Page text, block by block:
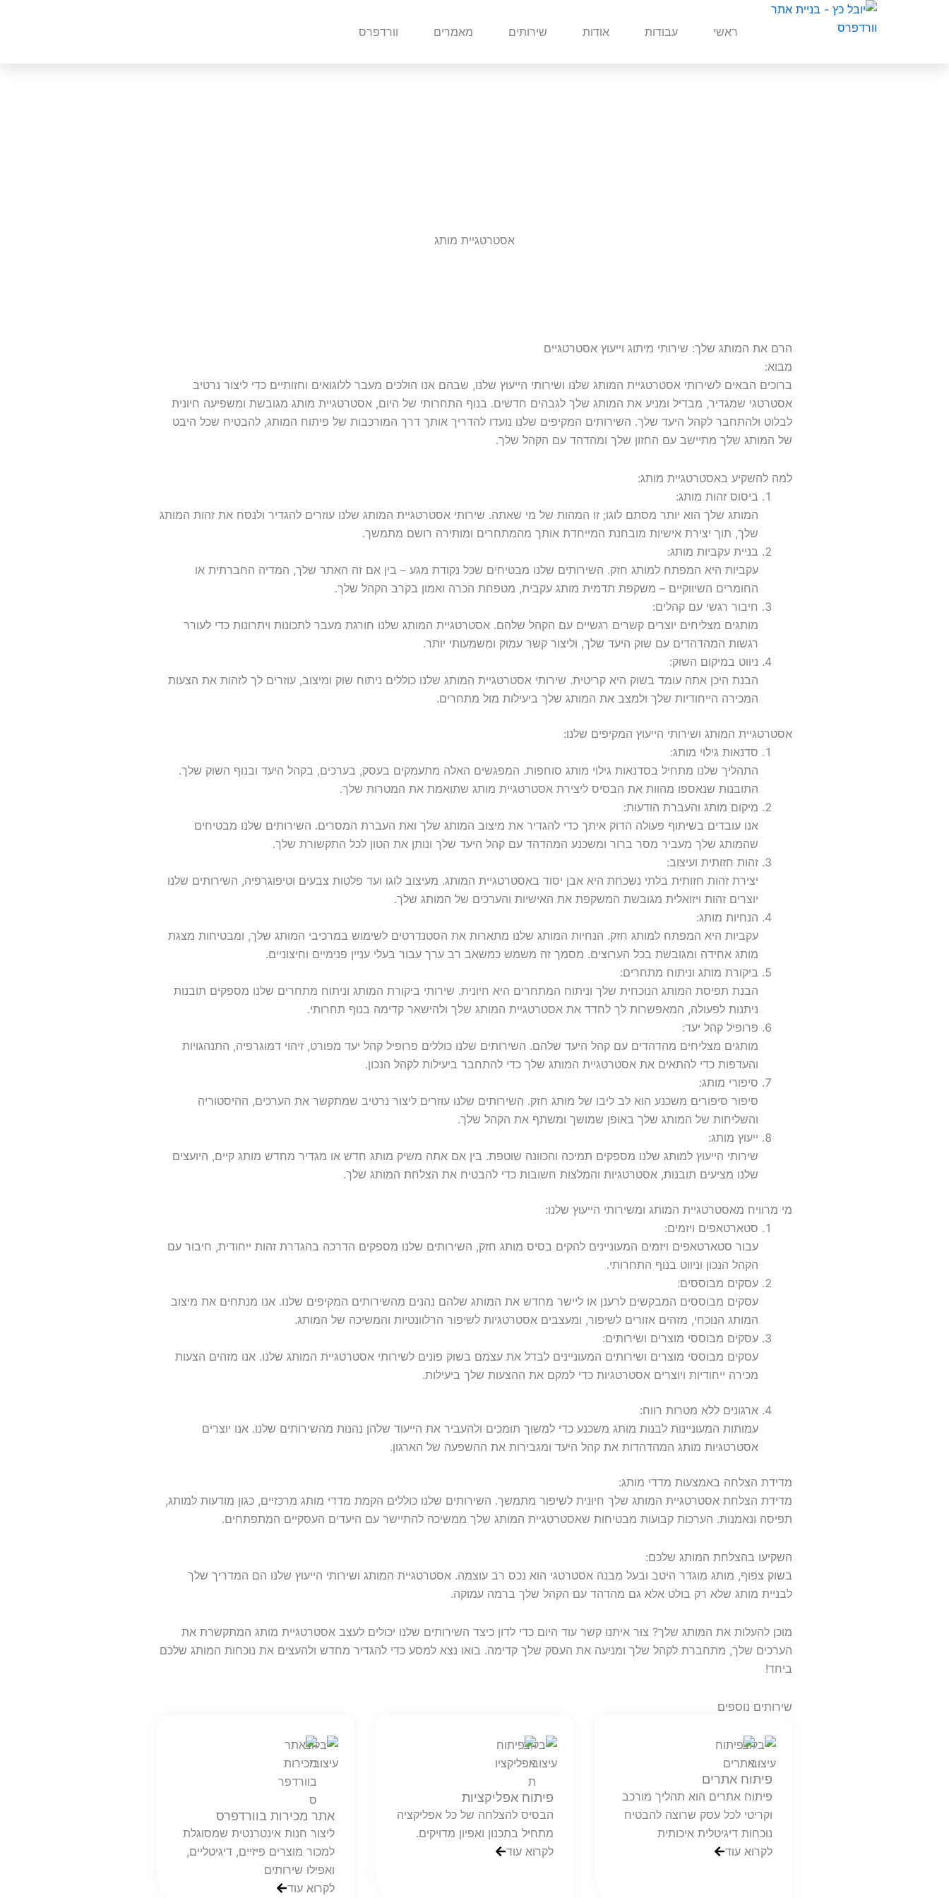
ראשי עבודות אודות שירותים מאמרים וורדפרס
אסטרטגיית מותג
הרם את המותג שלך: שירותי מיתוג וייעוץ אסטרטגיים
מבוא:
ברוכים הבאים לשירותי אסטרטגיית המותג שלנו ושירותי הייעוץ שלנו, שבהם אנו הולכים מעבר ללוגואים וחזותיים כדי ליצור נרטיב
אסטרטגי שמגדיר, מבדיל ומניע את המותג שלך לגבהים חדשים. בנוף התחרותי של היום, אסטרטגיית מותג מגובשת ומשפיעה חיונית
לבלוט ולהתחבר לקהל היעד שלך. השירותים המקיפים שלנו נועדו להדריך אותך דרך המורכבות של פיתוח המותג, להבטיח שכל היבט
של המותג שלך מתיישב עם החזון שלך ומהדהד עם הקהל שלך.
למה להשקיע באסטרטגיית מותג:
ביסוס זהות מותג:
המותג שלך הוא יותר מסתם לוגו; זו המהות של מי שאתה. שירותי אסטרטגיית המותג שלנו עוזרים להגדיר ולנסח את זהות המותג
שלך, תוך יצירת אישיות מובחנת המייחדת אותך מהמתחרים ומותירה רושם מתמשך.
בניית עקביות מותג:
עקביות היא המפתח למותג חזק. השירותים שלנו מבטיחים שכל נקודת מגע – בין אם זה האתר שלך, המדיה החברתית או
החומרים השיווקיים – משקפת תדמית מותג עקבית, מטפחת הכרה ואמון בקרב הקהל שלך.
חיבור רגשי עם קהלים:
מותגים מצליחים יוצרים קשרים רגשיים עם הקהל שלהם. אסטרטגיית המותג שלנו חורגת מעבר לתכונות ויתרונות כדי לעורר
רגשות המהדהדים עם שוק היעד שלך, וליצור קשר עמוק ומשמעותי יותר.
ניווט במיקום השוק:
הבנת היכן אתה עומד בשוק היא קריטית. שירותי אסטרטגיית המותג שלנו כוללים ניתוח שוק ומיצוב, עוזרים לך לזהות את הצעות
המכירה הייחודיות שלך ולמצב את המותג שלך ביעילות מול מתחרים.
אסטרטגיית המותג ושירותי הייעוץ המקיפים שלנו:
סדנאות גילוי מותג:
התהליך שלנו מתחיל בסדנאות גילוי מותג סוחפות. המפגשים האלה מתעמקים בעסק, בערכים, בקהל היעד ובנוף השוק שלך.
התובנות שנאספו מהוות את הבסיס ליצירת אסטרטגיית מותג שתואמת את המטרות שלך.
מיקום מותג והעברת הודעות:
אנו עובדים בשיתוף פעולה הדוק איתך כדי להגדיר את מיצוב המותג שלך ואת העברת המסרים. השירותים שלנו מבטיחים
שהמותג שלך מעביר מסר ברור ומשכנע המהדהד עם קהל היעד שלך ונותן את הטון לכל התקשורת שלך.
זהות חזותית ועיצוב:
יצירת זהות חזותית בלתי נשכחת היא אבן יסוד באסטרטגיית המותג. מעיצוב לוגו ועד פלטות צבעים וטיפוגרפיה, השירותים שלנו
יוצרים זהות ויזואלית מגובשת המשקפת את האישיות והערכים של המותג שלך.
הנחיות מותג:
עקביות היא המפתח למותג חזק. הנחיות המותג שלנו מתארות את הסטנדרטים לשימוש במרכיבי המותג שלך, ומבטיחות מצגת
מותג אחידה ומגובשת בכל הערוצים. מסמך זה משמש כמשאב רב ערך עבור בעלי עניין פנימיים וחיצוניים.
ביקורת מותג וניתוח מתחרים:
הבנת תפיסת המותג הנוכחית שלך וניתוח המתחרים היא חיונית. שירותי ביקורת המותג וניתוח מתחרים שלנו מספקים תובנות
ניתנות לפעולה, המאפשרות לך לחדד את אסטרטגיית המותג שלך ולהישאר קדימה בנוף תחרותי.
פרופיל קהל יעד:
מותגים מצליחים מהדהדים עם קהל היעד שלהם. השירותים שלנו כוללים פרופיל קהל יעד מפורט, זיהוי דמוגרפיה, התנהגויות
והעדפות כדי להתאים את אסטרטגיית המותג שלך כדי להתחבר ביעילות לקהל הנכון.
סיפורי מותג:
סיפור סיפורים משכנע הוא לב ליבו של מותג חזק. השירותים שלנו עוזרים ליצור נרטיב שמתקשר את הערכים, ההיסטוריה
והשליחות של המותג שלך באופן שמושך ומשתף את הקהל שלך.
ייעוץ מותג:
שירותי הייעוץ למותג שלנו מספקים תמיכה והכוונה שוטפת. בין אם אתה משיק מותג חדש או מגדיר מחדש מותג קיים, היועצים
שלנו מציעים תובנות, אסטרטגיות והמלצות חשובות כדי להבטיח את הצלחת המותג שלך.
מי מרוויח מאסטרטגיית המותג ומשירותי הייעוץ שלנו:
סטארטאפים ויזמים:
עבור סטארטאפים ויזמים המעוניינים להקים בסיס מותג חזק, השירותים שלנו מספקים הדרכה בהגדרת זהות ייחודית, חיבור עם
הקהל הנכון וניווט בנוף התחרותי.
עסקים מבוססים:
עסקים מבוססים המבקשים לרענן או ליישר מחדש את המותג שלהם נהנים מהשירותים המקיפים שלנו. אנו מנתחים את מיצוב
המותג הנוכחי, מזהים אזורים לשיפור, ומעצבים אסטרטגיות לשיפור הרלוונטיות והמשיכה של המותג.
עסקים מבוססי מוצרים ושירותים:
עסקים מבוססי מוצרים ושירותים המעוניינים לבדל את עצמם בשוק פונים לשירותי אסטרטגיית המותג שלנו. אנו מזהים הצעות
מכירה ייחודיות ויוצרים אסטרטגיות כדי למקם את ההצעות שלך ביעילות.
ארגונים ללא מטרות רווח:
עמותות המעוניינות לבנות מותג משכנע כדי למשוך תומכים ולהעביר את הייעוד שלהן נהנות מהשירותים שלנו. אנו יוצרים
אסטרטגיות מותג המהדהדות את קהל היעד ומגבירות את ההשפעה של הארגון.
מדידת הצלחה באמצעות מדדי מותג:
מדידת הצלחת אסטרטגיית המותג שלך חיונית לשיפור מתמשך. השירותים שלנו כוללים הקמת מדדי מותג מרכזיים, כגון מודעות למותג,
תפיסה ונאמנות. הערכות קבועות מבטיחות שאסטרטגיית המותג שלך ממשיכה להתיישר עם היעדים העסקיים המתפתחים.
השקיעו בהצלחת המותג שלכם:
בשוק צפוף, מותג מוגדר היטב ובעל מבנה אסטרטגי הוא נכס רב עוצמה. אסטרטגיית המותג ושירותי הייעוץ שלנו הם המדריך שלך
לבניית מותג שלא רק בולט אלא גם מהדהד עם הקהל שלך ברמה עמוקה.
מוכן להעלות את המותג שלך? צור איתנו קשר עוד היום כדי לדון כיצד השירותים שלנו יכולים לעצב אסטרטגיית מותג המתקשרת את
הערכים שלך, מתחברת לקהל שלך ומניעה את העסק שלך קדימה. בואו נצא למסע כדי להגדיר מחדש ולהעצים את נוכחות המותג שלכם
ביחד!
שירותים נוספים
פיתוח אתרים
פיתוח אתרים הוא תהליך מורכב
וקריטי לכל עסק שרוצה להבטיח
נוכחות דיגיטלית איכותית
לקרוא עוד
פיתוח אפליקציות
הבסיס להצלחה של כל אפליקציה
מתחיל בתכנון ואפיון מדויקים.
לקרוא עוד
אתר מכירות בוורדפרס
ליצור חנות אינטרנטית שמסוגלת
למכור מוצרים פיזיים, דיגיטליים,
ואפילו שירותים
לקרוא עוד